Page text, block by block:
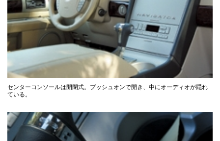
センターコンソールは開閉式。プッシュオンで開き、中にオーディオが隠れ
ている。